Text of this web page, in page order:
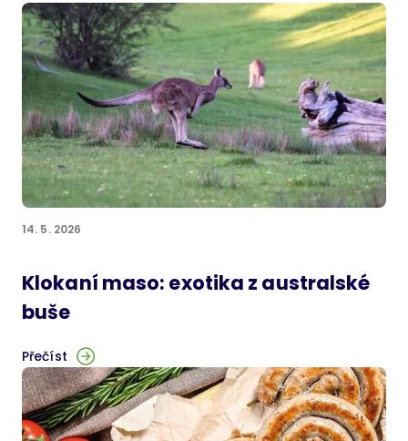
14. 5. 2026
Klokaní maso: exotika z australské
buše
Přečíst